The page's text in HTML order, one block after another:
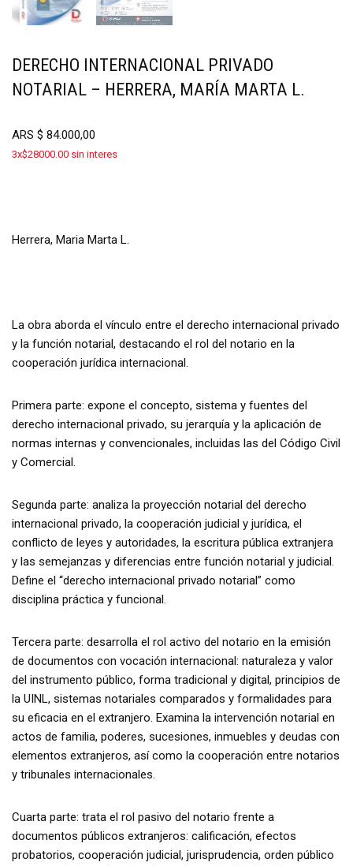
DERECHO INTERNACIONAL PRIVADO
NOTARIAL – HERRERA, MARÍA MARTA L.
ARS $ 84.000,00
3x$28000.00 sin interes
Herrera, Maria Marta L.
La obra aborda el vínculo entre el derecho internacional privado
y la función notarial, destacando el rol del notario en la
cooperación jurídica internacional.
Primera parte: expone el concepto, sistema y fuentes del
derecho internacional privado, su jerarquía y la aplicación de
normas internas y convencionales, incluidas las del Código Civil
y Comercial.
Segunda parte: analiza la proyección notarial del derecho
internacional privado, la cooperación judicial y jurídica, el
conflicto de leyes y autoridades, la escritura pública extranjera
y las semejanzas y diferencias entre función notarial y judicial.
Define el “derecho internacional privado notarial” como
disciplina práctica y funcional.
Tercera parte: desarrolla el rol activo del notario en la emisión
de documentos con vocación internacional: naturaleza y valor
del instrumento público, forma tradicional y digital, principios de
la UINL, sistemas notariales comparados y formalidades para
su eficacia en el extranjero. Examina la intervención notarial en
actos de familia, poderes, sucesiones, inmuebles y deudas con
elementos extranjeros, así como la cooperación entre notarios
y tribunales internacionales.
Cuarta parte: trata el rol pasivo del notario frente a
documentos públicos extranjeros: calificación, efectos
probatorios, cooperación judicial, jurisprudencia, orden público